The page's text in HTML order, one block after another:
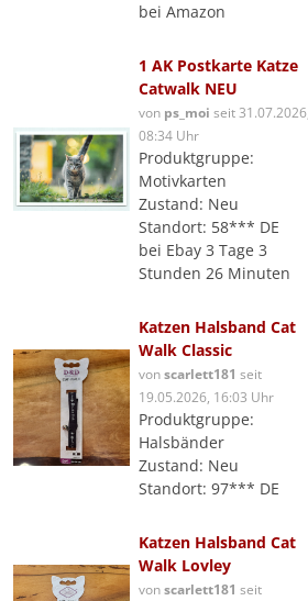
bei Amazon
1 AK Postkarte Katze
Catwalk NEU
von ps_moi seit 31.07.2026,
08:34 Uhr
Produktgruppe:
Motivkarten
Zustand: Neu
Standort: 58*** DE
bei Ebay 3 Tage 3
Stunden 26 Minuten
Katzen Halsband Cat
Walk Classic
vonscarlett181 seit
19.05.2026, 16:03 Uhr
Produktgruppe:
Halsbänder
Zustand: Neu
Standort: 97*** DE
Katzen Halsband Cat
Walk Lovley
vonscarlett181 seit